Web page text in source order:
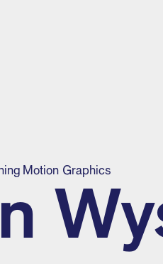
Motion Graphics